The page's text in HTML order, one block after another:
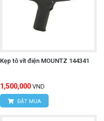
Kẹp tô vít điện MOUNTZ 144341
1,500,000 VND
ĐẶT MUA